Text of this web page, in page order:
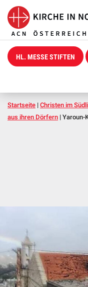
HL. MESSE STIFTEN
Startseite | Christen im
aus ihren Dörfern | Yaroun-